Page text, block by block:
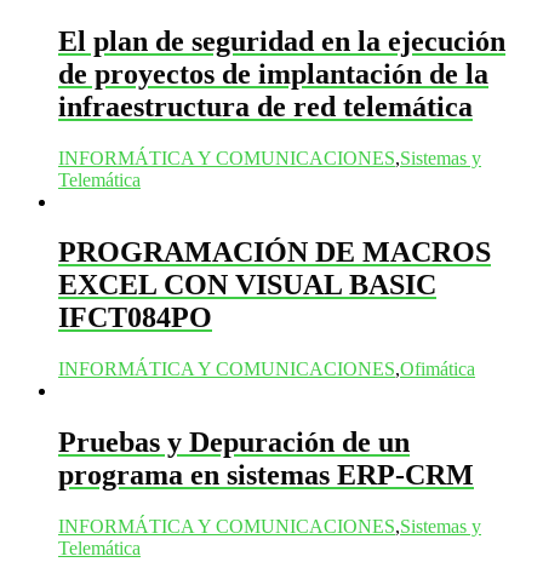
El plan de seguridad en la ejecución
de proyectos de implantación de la
infraestructura de red telemática
INFORMÁTICA Y COMUNICACIONES,Sistemas y
Telemática
PROGRAMACIÓN DE MACROS
EXCEL CON VISUAL BASIC
IFCT084PO
INFORMÁTICA Y COMUNICACIONES,Ofimática
Pruebas y Depuración de un
programa en sistemas ERP-CRM
INFORMÁTICA Y COMUNICACIONES,Sistemas y
Telemática